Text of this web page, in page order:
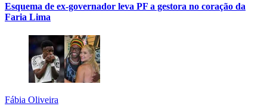
Esquema de ex-governador leva PF a gestora no coração da
Faria Lima
Fábia Oliveira